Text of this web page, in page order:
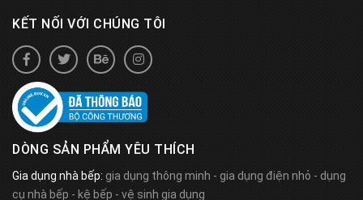
KẾT NỐI VỚI CHÚNG TÔI
DÒNG SẢN PHẨM YÊU THÍCH
Gia dụng nhà bếp: gia dụng thông minh - gia dụng điện nhỏ - dụng
cụ nhà bếp - kệ bếp - vệ sinh gia dụng